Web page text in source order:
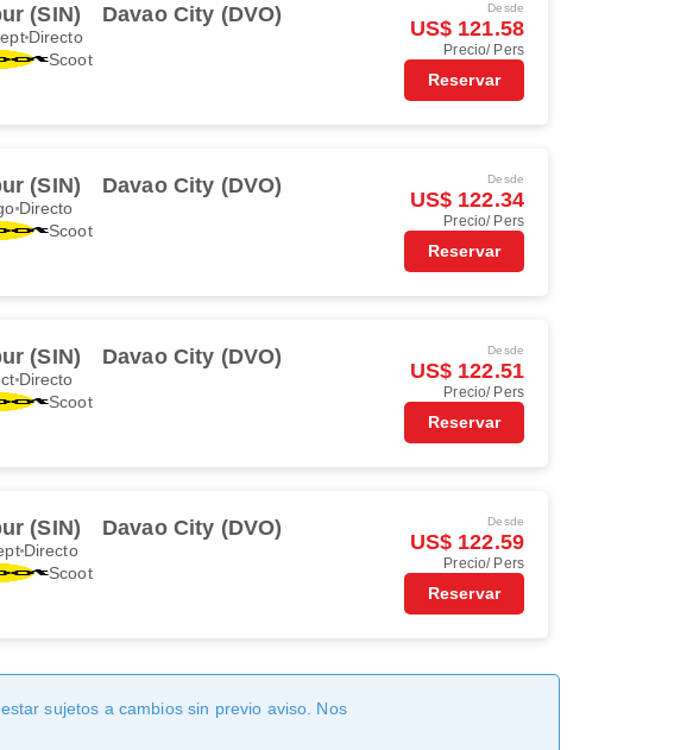
(SIN) Davao City (DVO)
Directo
Scoot
Desde
US$ 121.58
Precio/ Pers
Reservar
(SIN) Davao City (DVO)
Directo
Scoot
Desde
US$ 122.34
Precio/ Pers
Reservar
(SIN) Davao City (DVO)
Directo
Scoot
Desde
US$ 122.51
Precio/ Pers
Reservar
(SIN) Davao City (DVO)
Directo
Scoot
Desde
US$ 122.59
Precio/ Pers
Reservar
sujetos a cambios sin previo aviso. Nos